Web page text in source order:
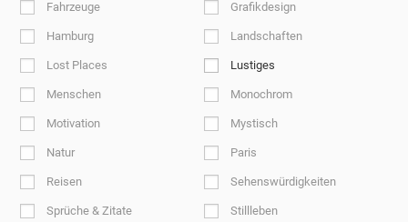
Fahrzeuge Grafikdesign
Hamburg Landschaften
Lost Places Lustiges
Menschen Monochrom
Motivation Mystisch
Natur Paris
Reisen Sehenswürdigkeiten
Sprüche & Zitate Stillleben